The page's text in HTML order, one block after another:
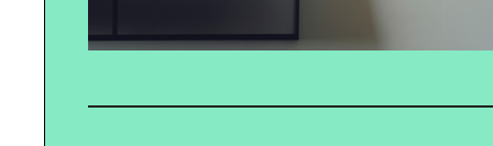
「いいデザイン」の裏には、｜デザ